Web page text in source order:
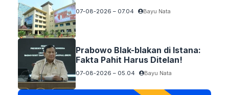
07-08-2026 – 07.04 Bayu Nata
Prabowo Blak-blakan di Istana:
Fakta Pahit Harus Ditelan!
07-08-2026 – 05.04 Bayu Nata